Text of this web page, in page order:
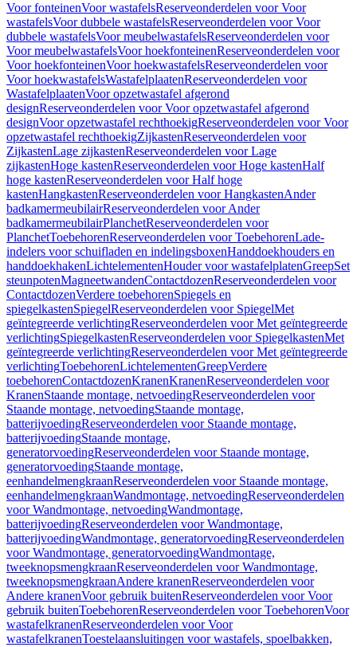
Voor fonteinenVoor wastafelsReserveonderdelen voor Voor
wastafelsVoor dubbele wastafelsReserveonderdelen voor Voor
dubbele wastafelsVoor meubelwastafelsReserveonderdelen voor
Voor meubelwastafelsVoor hoekfonteinenReserveonderdelen voor
Voor hoekfonteinenVoor hoekwastafelsReserveonderdelen voor
Voor hoekwastafelsWastafelplaatenReserveonderdelen voor
WastafelplaatenVoor opzetwastafel afgerond
designReserveonderdelen voor Voor opzetwastafel afgerond
designVoor opzetwastafel rechthoekigReserveonderdelen voor Voor
opzetwastafel rechthoekigZijkastenReserveonderdelen voor
ZijkastenLage zijkastenReserveonderdelen voor Lage
zijkastenHoge kastenReserveonderdelen voor Hoge kastenHalf
hoge kastenReserveonderdelen voor Half hoge
kastenHangkastenReserveonderdelen voor HangkastenAnder
badkamermeubilairReserveonderdelen voor Ander
badkamermeubilairPlanchetReserveonderdelen voor
PlanchetToebehorenReserveonderdelen voor ToebehorenLade-
indelers voor schuifladen en indelingsboxenHanddoekhouders en
handdoekhakenLichtelementenHouder voor wastafelplatenGreepSet
steunpotenMagneetwandenContactdozenReserveonderdelen voor
ContactdozenVerdere toebehorenSpiegels en
spiegelkastenSpiegelReserveonderdelen voor SpiegelMet
geïntegreerde verlichtingReserveonderdelen voor Met geïntegreerde
verlichtingSpiegelkastenReserveonderdelen voor SpiegelkastenMet
geïntegreerde verlichtingReserveonderdelen voor Met geïntegreerde
verlichtingToebehorenLichtelementenGreepVerdere
toebehorenContactdozenKranenKranenReserveonderdelen voor
KranenStaande montage, netvoedingReserveonderdelen voor
Staande montage, netvoedingStaande montage,
batterijvoedingReserveonderdelen voor Staande montage,
batterijvoedingStaande montage,
generatorvoedingReserveonderdelen voor Staande montage,
generatorvoedingStaande montage,
eenhandelmengkraanReserveonderdelen voor Staande montage,
eenhandelmengkraanWandmontage, netvoedingReserveonderdelen
voor Wandmontage, netvoedingWandmontage,
batterijvoedingReserveonderdelen voor Wandmontage,
batterijvoedingWandmontage, generatorvoedingReserveonderdelen
voor Wandmontage, generatorvoedingWandmontage,
tweeknopsmengkraanReserveonderdelen voor Wandmontage,
tweeknopsmengkraanAndere kranenReserveonderdelen voor
Andere kranenVoor gebruik buitenReserveonderdelen voor Voor
gebruik buitenToebehorenReserveonderdelen voor ToebehorenVoor
wastafelkranenReserveonderdelen voor Voor
wastafelkranenToestelaansluitingen voor wastafels, spoelbakken,